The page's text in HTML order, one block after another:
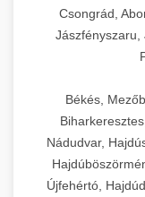
Csongrád,
Jászfényszaru,
Békés,
Nádudvar,
Újfehértó,